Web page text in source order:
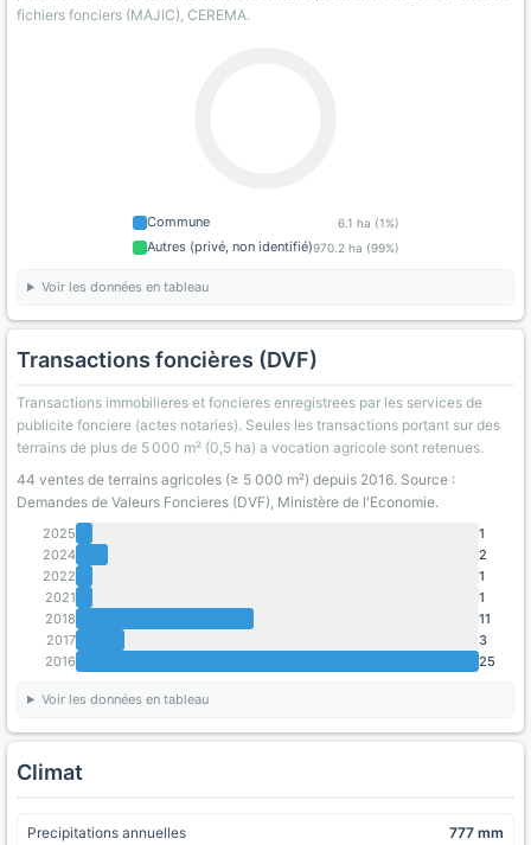
fichiers fonciers (MAJIC), CEREMA.
Commune 6.1 ha (1%)
Autres (privé, non identifié)970.2 ha (99%)
Voir les données en tableau
Transactions foncières (DVF)
Transactions immobilieres et foncieres enregistrees par les services de
publicite fonciere (actes notaries). Seules les transactions portant sur des
terrains de plus de 5 000 m² (0,5 ha) a vocation agricole sont retenues.
44 ventes de terrains agricoles (≥ 5 000 m²) depuis 2016. Source :
Demandes de Valeurs Foncieres (DVF), Ministère de l'Economie.
2025
1
2024
2
2022
1
2021
1
2018
11
2017
3
2016
25
Voir les données en tableau
Climat
Precipitations annuelles 777 mm